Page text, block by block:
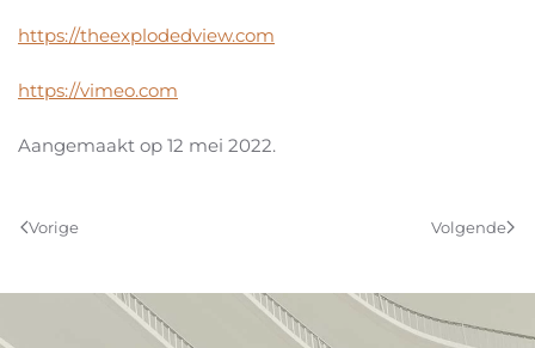
https://theexplodedview.com
https://vimeo.com
Aangemaakt op 12 mei 2022.
Vorige Volgende